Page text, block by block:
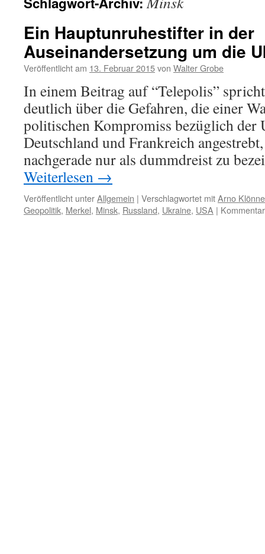
Ein Hauptunruhestifter in der
Auseinandersetzung um die
Veröffentlicht am 13. Februar 2015von Walter Grobe
In einem Beitrag auf “Telepolis”
deutlich über die Gefahren, die einer
politischen Kompromiss bezüglich der
Deutschland und Frankreich
nachgerade nur als dummdreist zu
Weiterlesen →
Veröffentlicht unterAllgemein | Verschlagwortet mitArno Klönne
Geopolitik, Merkel, Minsk, Russland, Ukraine, USA |